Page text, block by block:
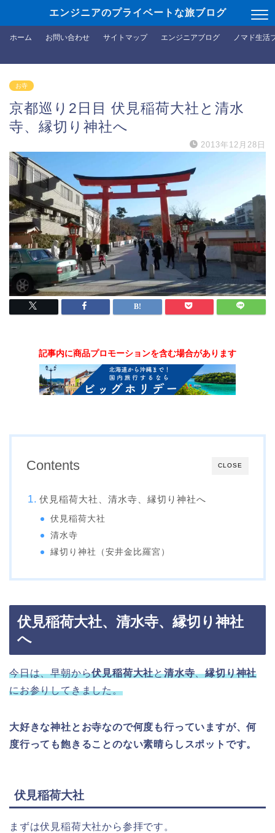
エンジニアのプライベートな旅ブログ
ホーム お問い合わせ サイトマップ エンジニアブログ ノマド生活
お寺
京都巡り2日目 伏見稲荷大社と清水
寺、縁切り神社へ
2013年12月28日
記事内に商品プロモーションを含む場合があります
CLOSE
Contents
伏見稲荷大社、清水寺、縁切り神社へ
伏見稲荷大社
清水寺
縁切り神社（安井金比羅宮）
伏見稲荷大社、清水寺、縁切り神社
へ
今日は、早朝から伏見稲荷大社と清水寺、縁切り神社
にお参りしてきました。
大好きな神社とお寺なので何度も行っていますが、何
度行っても飽きることのない素晴らしスポットです。
伏見稲荷大社
まずは伏見稲荷大社から参拝です。